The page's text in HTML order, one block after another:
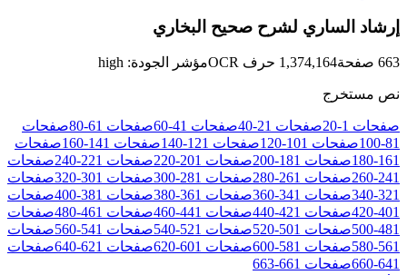
إرشاد الساري لشرح صحيح البخاري
663 صفحة1,374,164 حرف OCR مؤشر الجودة:
high
نص مستخرج
صفحات 1
-
20صفحات 21
-
40صفحات 41
-
60صفحات 61
-
80صفحات
81
-
100صفحات 101
-
120صفحات 121
-
140صفحات 141
-
160صفحات
161
-
180صفحات 181
-
200صفحات 201
-
220صفحات 221
-
240صفحات
241
-
260صفحات 261
-
280صفحات 281
-
300صفحات 301
-
320صفحات
321
-
340صفحات 341
-
360صفحات 361
-
380صفحات 381
-
400صفحات
401
-
420صفحات 421
-
440صفحات 441
-
460صفحات 461
-
480صفحات
481
-
500صفحات 501
-
520صفحات 521
-
540صفحات 541
-
560صفحات
561
-
580صفحات 581
-
600صفحات 601
-
620صفحات 621
-
640صفحات
641
-
660صفحات 661
-
663